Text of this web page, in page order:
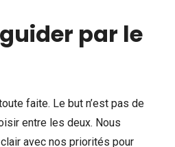
par le
faite. Le but n’est pas de
entre les deux. Nous
avec nos priorités pour